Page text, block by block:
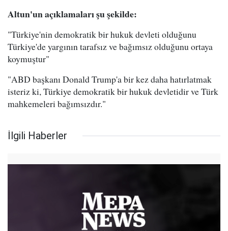
Altun'un açıklamaları şu şekilde:
"Türkiye'nin demokratik bir hukuk devleti olduğunu
Türkiye'de yargının tarafsız ve bağımsız olduğunu ortaya
koymuştur"
"ABD başkanı Donald Trump'a bir kez daha hatırlatmak
isteriz ki, Türkiye demokratik bir hukuk devletidir ve Türk
mahkemeleri bağımsızdır."
İlgili Haberler